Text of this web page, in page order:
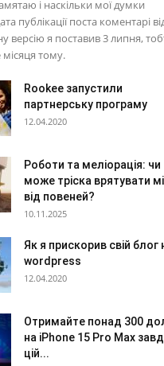
і наскільки мої думки
публікації поста коментарі
версію я поставив 3 липня,
місяця тому.
Rookee запустили
партнерську програму
12.04.2020
Роботи та меліорація: чи
може тріска врятувати
від повеней?
10.11.2025
Як я прискорив свій блог
wordpress
12.04.2020
Отримайте понад 300
на iPhone 15 Pro Max
цій...